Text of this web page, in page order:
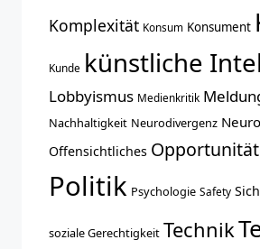
Komplexität Konsum Konsument
Kunde künstliche
Lobbyismus Medienkritik
Nachhaltigkeit Neurodivergenz
Offensichtliches
Politik Psychologie Safety
soziale Gerechtigkeit Technik